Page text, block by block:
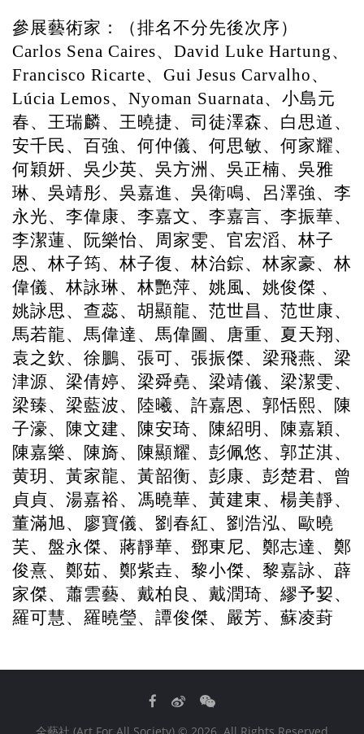
參展藝術家：（排名不分先後次序）
Carlos Sena Caires、 David Luke Hartung、
Francisco Ricarte、 Gui Jesus Carvalho、
Lúcia Lemos、 Nyoman Suarnata、小島元
春、王瑞麟、王曉捷、司徒澤森、白思道、
安千民、百強、何仲儀、何思敏、何家耀、
何穎妍、吳少英、吳方洲、吳正楠、吳雅
琳、吳靖彤、吳嘉進、吳衛鳴、呂澤強、李
永光、李偉康、李嘉文、李嘉言、李振華、
李潔蓮、阮樂怡、周家雯、官宏滔、林子
恩、林子筠、林子復、林治錝、林家豪、林
偉儀、林詠琳、林艷萍、姚風、姚俊傑 、
姚詠思、查蕊、胡顯龍、范世昌、范世康、
馬若龍、馬偉達、馬偉圖、唐重、夏天翔、
袁之欽、徐鵬、張可、張振傑、梁飛燕、梁
津源、梁倩婷、梁舜堯、梁靖儀、梁潔雯、
梁臻、梁藍波、陸曦、許嘉恩、郭恬熙、陳
子濠、陳文建、陳安琦、陳紹明、陳嘉穎、
陳嘉樂、陳旖、陳顯耀、彭佩悠、郭芷淇、
黄玥、黃家龍、黃韶衡、彭康、彭楚君、曾
貞貞、湯嘉裕、馮曉華、黃建東、楊美靜、
董滿旭、廖寶儀、劉春紅、劉浩泓、歐曉
芙、盤永傑、蔣靜華、鄧東尼、鄭志達、鄭
俊熹、鄭茹、鄭紫垚、黎小傑、黎嘉詠、薜
家傑、蕭雲藝、戴柏良、戴潤琦、繆予㛃、
羅可慧、羅曉瑩、譚俊傑、嚴芳、蘇凌葑
Facebook
WeiboWeChat